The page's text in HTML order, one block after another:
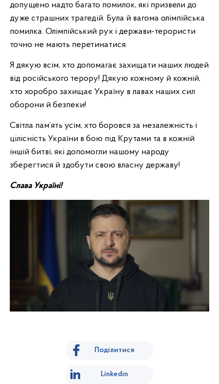
допущено надто багато помилок, які призвели до
дуже страшних трагедій. Була й вагома олімпійська
помилка. Олімпійський рух і держави-терористи
точно не мають перетинатися.
Я дякую всім, хто допомагає захищати наших людей
від російського терору! Дякую кожному й кожній,
хто хоробро захищає Україну в лавах наших сил
оборони й безпеки!
Світла пам’ять усім, хто боровся за незалежність і
цілісність України в бою під Крутами та в кожній
іншій битві, які допомогли нашому народу
зберегтися й здобути свою власну державу!
Слава Україні!
Поділитися
Linkedin